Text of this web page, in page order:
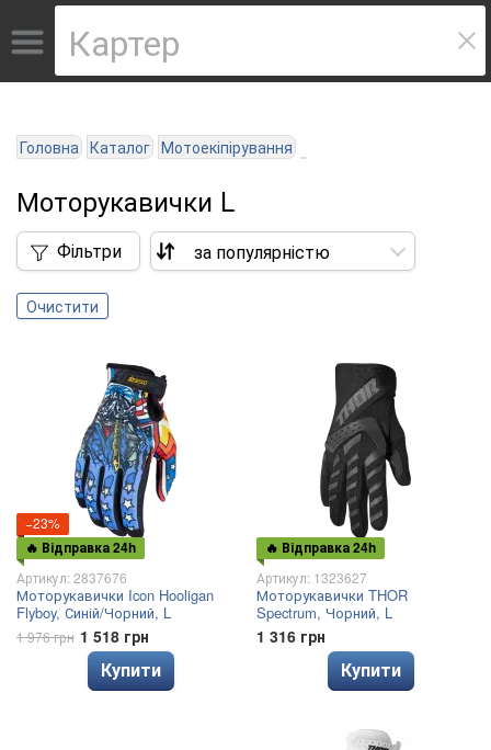
Головна Каталог Мотоекіпірування
Моторукавички L
Фільтри
Очистити
−23%
🔥 Відправка 24h
Артикул: 2837676
Моторукавички Icon Hooligan
Flyboy, Синій/Чорний, L
1 976 грн 1 518 грн
Купити
🔥 Відправка 24h
Артикул: 1323627
Моторукавички THOR
Spectrum, Чорний, L
1 316 грн
Купити